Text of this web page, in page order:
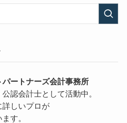
ートナーズ会計事務所
認会計士として活動中。
しいプロが
す。